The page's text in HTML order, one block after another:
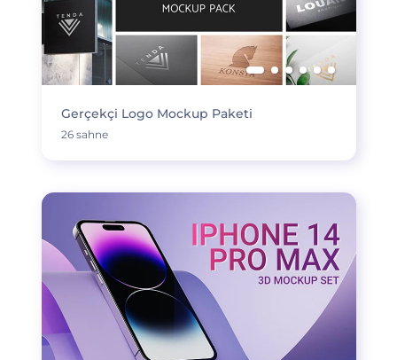
Gerçekçi Logo Mockup Paketi
26 sahne